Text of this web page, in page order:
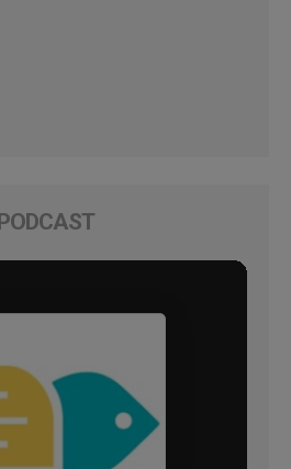
PODCAST